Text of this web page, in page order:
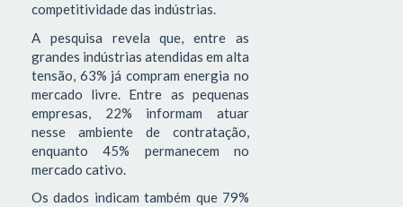
competitividade das indústrias.
A pesquisa revela que, entre as
grandes indústrias atendidas em alta
tensão, 63% já compram energia no
mercado livre. Entre as pequenas
empresas, 22% informam atuar
nesse ambiente de contratação,
enquanto 45% permanecem no
mercado cativo.
Os dados indicam também que 79%